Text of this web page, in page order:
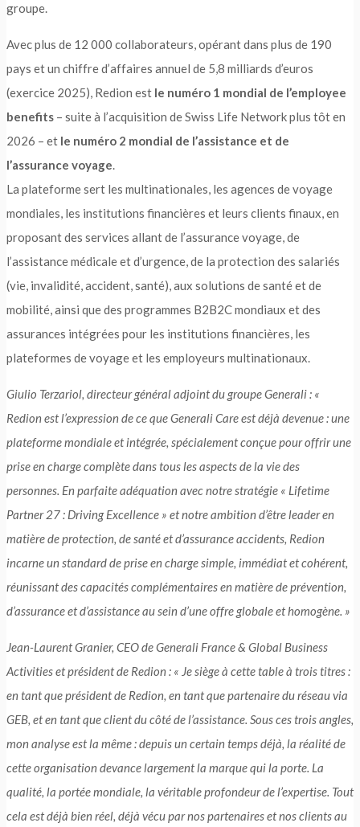
groupe.
Avec plus de 12 000 collaborateurs, opérant dans plus de 190
pays et un chiffre d’affaires annuel de 5,8 milliards d’euros
(exercice 2025), Redion est le numéro 1 mondial de l’employee
benefits – suite à l’acquisition de Swiss Life Network plus tôt en
2026 – et le numéro 2 mondial de l’assistance et de
l’assurance voyage.
La plateforme sert les multinationales, les agences de voyage
mondiales, les institutions financières et leurs clients finaux, en
proposant des services allant de l’assurance voyage, de
l’assistance médicale et d’urgence, de la protection des salariés
(vie, invalidité, accident, santé), aux solutions de santé et de
mobilité, ainsi que des programmes B2B2C mondiaux et des
assurances intégrées pour les institutions financières, les
plateformes de voyage et les employeurs multinationaux.
Giulio Terzariol, directeur général adjoint du groupe Generali : «
Redion est l’expression de ce que Generali Care est déjà devenue : une
plateforme mondiale et intégrée, spécialement conçue pour offrir une
prise en charge complète dans tous les aspects de la vie des
personnes. En parfaite adéquation avec notre stratégie « Lifetime
Partner 27 : Driving Excellence » et notre ambition d’être leader en
matière de protection, de santé et d’assurance accidents, Redion
incarne un standard de prise en charge simple, immédiat et cohérent,
réunissant des capacités complémentaires en matière de prévention,
d’assurance et d’assistance au sein d’une offre globale et homogène. »
Jean-Laurent Granier, CEO de Generali France & Global Business
Activities et président de Redion : « Je siège à cette table à trois titres :
en tant que président de Redion, en tant que partenaire du réseau via
GEB, et en tant que client du côté de l’assistance. Sous ces trois angles,
mon analyse est la même : depuis un certain temps déjà, la réalité de
cette organisation devance largement la marque qui la porte. La
qualité, la portée mondiale, la véritable profondeur de l’expertise. Tout
cela est déjà bien réel, déjà vécu par nos partenaires et nos clients au